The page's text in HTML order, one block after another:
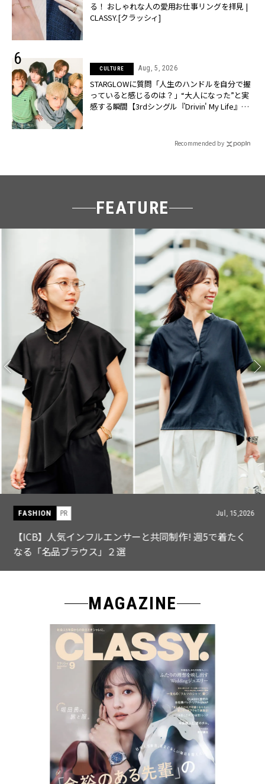
る！ おしゃれな人の愛用お仕事リングを拝見 |
CLASSY.[クラッシィ]
CULTURE Aug, 5, 2026
STARGLOWに質問「人生のハンドルを自分で握
っていると感じるのは？」“大️人になった”と実
感する瞬間【3rdシングル『Drivin' My Life』発
Recommended by
FEATURE
FASHION PR Jul, 15,2026
【ICB】人気インフルエンサーと共同制作! 週5で着たく
なる「名品ブラウス」２選
MAGAZINE